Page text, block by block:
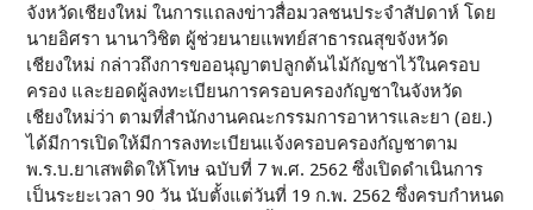
จังหวัดเชียงใหม่ ในการแถลงข่าวสื่อมวลชนประจำสัปดาห์ โดย
นายอิศรา นานาวิชิต ผู้ช่วยนายแพทย์สาธารณสุขจังหวัด
เชียงใหม่ กล่าวถึงการขออนุญาตปลูกต้นไม้กัญชาไว้ในครอบ
ครอง และยอดผู้ลงทะเบียนการครอบครองกัญชาในจังหวัด
เชียงใหม่ว่า ตามที่สำนักงานคณะกรรมการอาหารและยา (อย.)
ได้มีการเปิดให้มีการลงทะเบียนแจ้งครอบครองกัญชาตาม
พ.ร.บ.ยาเสพติดให้โทษ ฉบับที่ 7 พ.ศ. 2562 ซึ่งเปิดดำเนินการ
เป็นระยะเวลา 90 วัน นับตั้งแต่วันที่ 19 ก.พ. 2562 ซึ่งครบกำหนด